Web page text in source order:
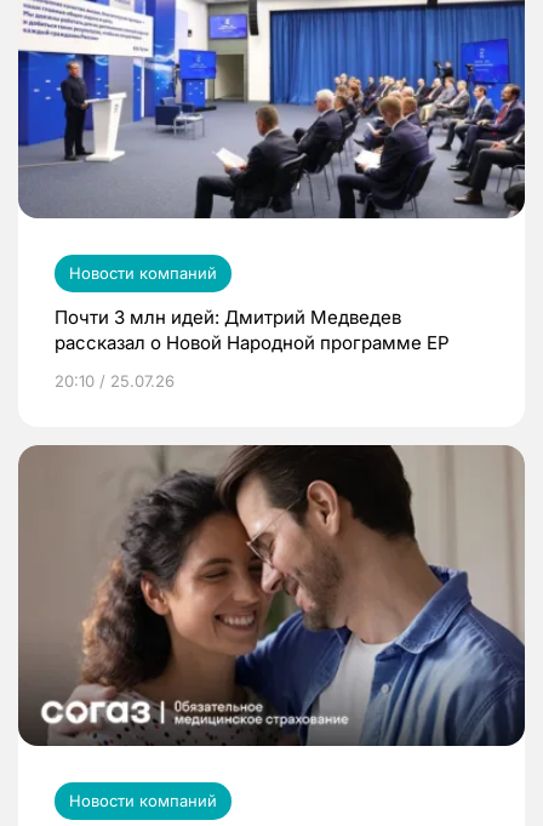
Новости компаний
Почти 3 млн идей: Дмитрий Медведев
рассказал о Новой Народной программе ЕР
20:10 / 25.07.26
Новости компаний